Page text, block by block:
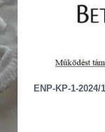
ENP-KP-1-